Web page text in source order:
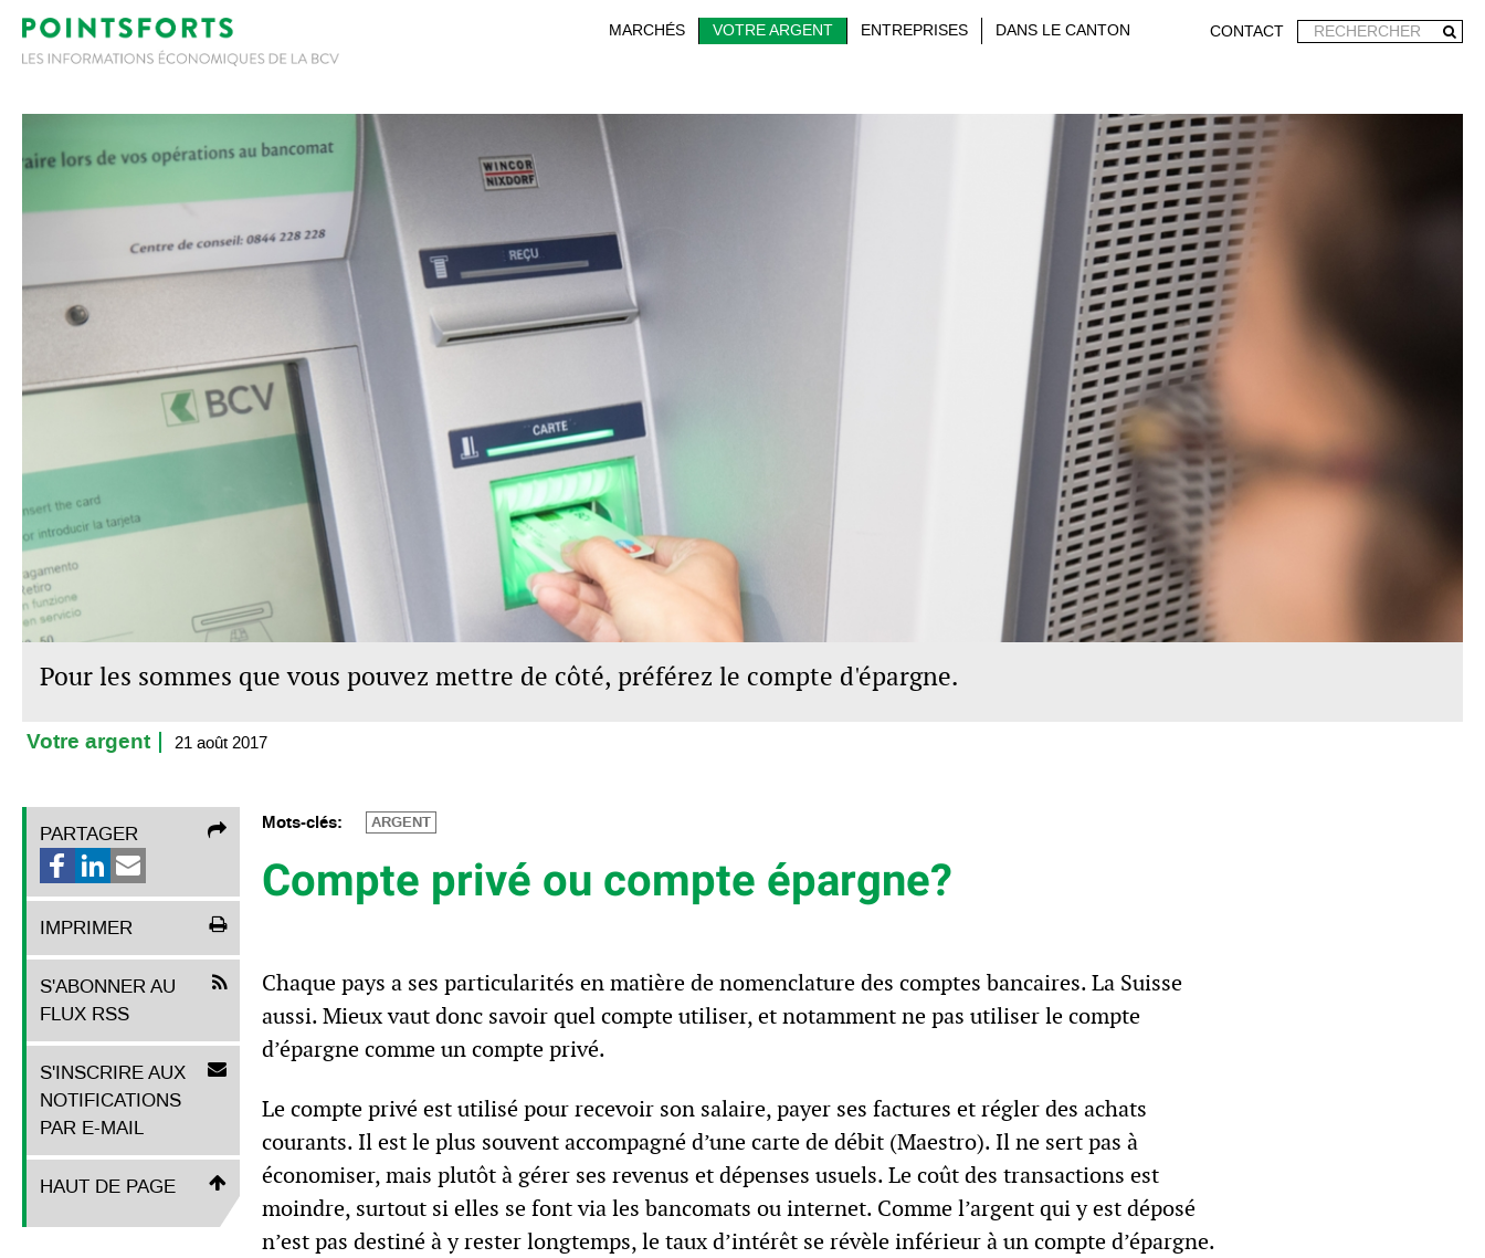
MARCHÉS VOTRE ARGENT ENTREPRISES DANS LE CANTON CONTACT
Pour les sommes que vous pouvez mettre de côté, préférez le compte d'épargne.
Votre argent 21 août 2017
PARTAGER
IMPRIMER
S'ABONNER AU
FLUX RSS
S'INSCRIRE AUX
NOTIFICATIONS
PAR E-MAIL
HAUT DE PAGE
Mots-clés: ARGENT
Compte privé ou compte épargne?
Chaque pays a ses particularités en matière de nomenclature des comptes bancaires. La Suisse
aussi. Mieux vaut donc savoir quel compte utiliser, et notamment ne pas utiliser le compte
d’épargne comme un compte privé.
Le compte privé est utilisé pour recevoir son salaire, payer ses factures et régler des achats
courants. Il est le plus souvent accompagné d’une carte de débit (Maestro). Il ne sert pas à
économiser, mais plutôt à gérer ses revenus et dépenses usuels. Le coût des transactions est
moindre, surtout si elles se font via les bancomats ou internet. Comme l’argent qui y est déposé
n’est pas destiné à y rester longtemps, le taux d’intérêt se révèle inférieur à un compte d’épargne.